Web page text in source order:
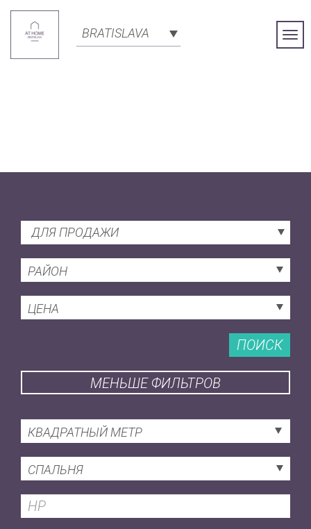
BRATISLAVA
ДЛЯ ПРОДАЖИ
РАЙОН
ЦЕНА
ПОИСК
МЕНЬШЕ ФИЛЬТРОВ
КВАДРАТНЫЙ МЕТР
СПАЛЬНЯ